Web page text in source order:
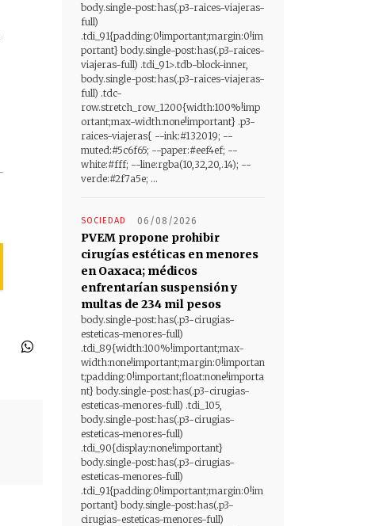
body.single-post:has(.p3-raices-viajeras-
full)
.tdi_91{padding:0!important;margin:0!im
portant} body.single-post:has(.p3-raices-
viajeras-full) .tdi_91>.tdb-block-inner,
body.single-post:has(.p3-raices-viajeras-
full) .tdc-
row.stretch_row_1200{width:100%!imp
ortant;max-width:none!important} .p3-
raices-viajeras{ --ink:#132019; --
muted:#5c6f65; --paper:#eef4ef; --
white:#fff; --line:rgba(10,32,20,.14); --
verde:#2f7a5e; ...
SOCIEDAD 06/08/2026
PVEM propone prohibir
cirugías estéticas en menores
en Oaxaca; médicos
enfrentarían suspensión y
multas de 234 mil pesos
body.single-post:has(.p3-cirugias-
esteticas-menores-full)
.tdi_89{width:100%!important;max-
width:none!important;margin:0!importan
t;padding:0!important;float:none!importa
nt} body.single-post:has(.p3-cirugias-
esteticas-menores-full) .tdi_105,
body.single-post:has(.p3-cirugias-
esteticas-menores-full)
.tdi_90{display:none!important}
body.single-post:has(.p3-cirugias-
esteticas-menores-full)
.tdi_91{padding:0!important;margin:0!im
portant} body.single-post:has(.p3-
cirugias-esteticas-menores-full)